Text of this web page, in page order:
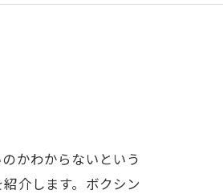
かわからないという
介します。ボクシン